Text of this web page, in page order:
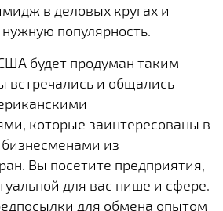
в деловых кругах и
популярность.
будет продуман таким
встречались и общались
которые заинтересованы в
бизнесменами из
Вы посетите предприятия,
для вас нише и сфере.
для обмена опытом